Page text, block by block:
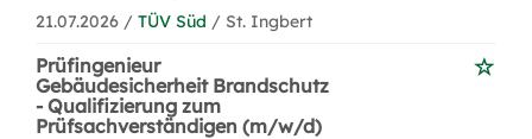
21.07.2026 / TÜV Süd / St. Ingbert
Prüfingenieur
Gebäudesicherheit Brandschutz
- Qualifizierung zum
Prüfsachverständigen (m/w/d)